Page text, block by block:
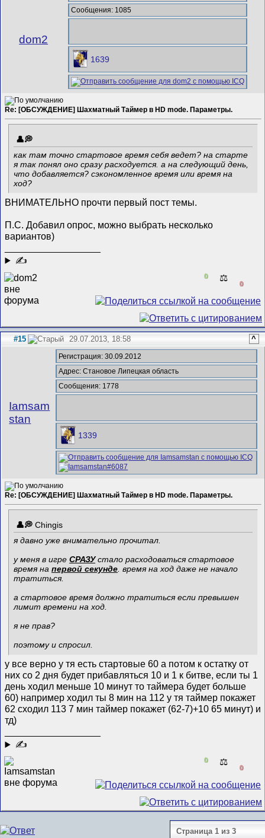
dom2
Сообщения: 1085
1639
Re: [ОБСУЖДЕНИЕ] Шахматный Таймер в HD mode. Параметры.
как там точно стартовое время себя ведет? на старте
я так понял оно сразу расходуется. а на следующий день,
что добавляется? сэкономленное время или время на
ход?
ВНИМАТЕЛЬНО прочти первый пост темы.
П.С. Добавил опрос, можно выбрать несколько
вариантов)
✍
0 ⚖️
0
#15 29.07.2013, 18:58 ^
Iamsam
stan
Регистрация: 30.09.2012
Адрес: Становое Липецкая область
Сообщения: 1778
1339
Re: [ОБСУЖДЕНИЕ] Шахматный Таймер в HD mode. Параметры.
Chingis
я давно уже внимательно прочитал.
у меня в игреСРАЗУстало расходоваться стартовое
время напервой секунде. время на ход даже не начало
тратиться.
а стартовое время должно тратиться если превышен
лимит времени на ход.
я не прав?
поэтому и спросил.
у все верно у тя есть стартовые 60 а потом к остатку от
них со 2 дня будет прибавляться 10 и 1 к битве, если ты 1
день ходил меньше 10 минут то таймера будет больше
60) например ходил ты 8 мин на 112 у тя таймер покажет
62 сходил 113 7 мин таймер покажет (62-7)+10 65 минут) и
тд)
✍
0 ⚖️
0
Страница 1 из 3